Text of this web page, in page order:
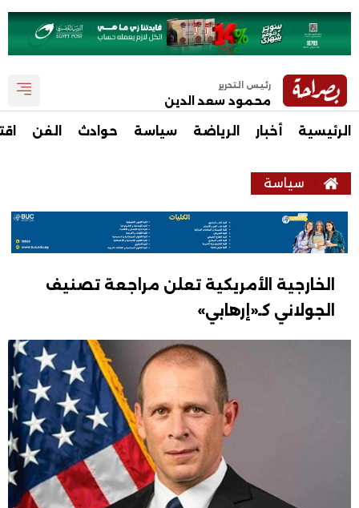
رئيس التحرير
محمود سعد الدين
الرئيسية أخبار الرياضة سياسة حوادث الفن
سياسة
الخارجية الأمريكية تعلن مراجعة تصنيف
الجولاني كـ«إرهابي»